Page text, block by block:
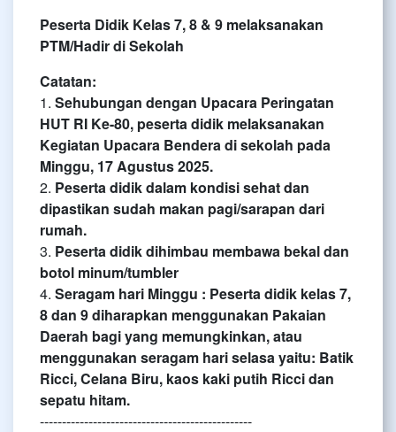
Peserta Didik Kelas 7, 8 & 9 melaksanakan
PTM/Hadir di Sekolah
Catatan:
1. Sehubungan dengan Upacara Peringatan
HUT RI Ke-80, peserta didik melaksanakan
Kegiatan Upacara Bendera di sekolah pada
Minggu, 17 Agustus 2025.
2. Peserta didik dalam kondisi sehat dan
dipastikan sudah makan pagi/sarapan dari
rumah.
3. ⁠ Peserta didik dihimbau membawa bekal dan
botol minum/tumbler
4. Seragam hari Minggu : Peserta didik kelas 7,
8 dan 9 diharapkan menggunakan Pakaian
Daerah bagi yang memungkinkan, atau
menggunakan seragam hari selasa yaitu: Batik
Ricci, Celana Biru, kaos kaki putih Ricci dan
sepatu hitam.
------------------------------------------------